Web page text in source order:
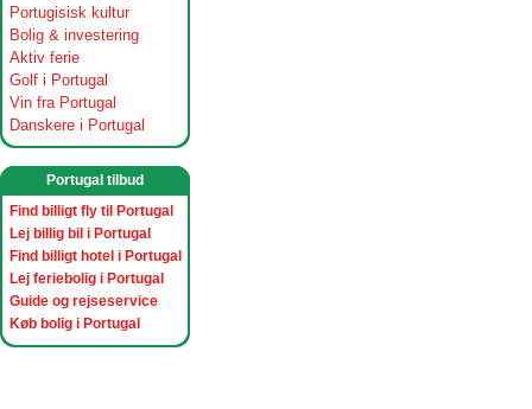
Portugisisk kultur
Bolig & investering
Aktiv ferie
Golf i Portugal
Vin fra Portugal
Danskere i Portugal
Portugal tilbud
Find billigt fly til Portugal
Lej billig bil i Portugal
Find billigt hotel i Portugal
Lej feriebolig i Portugal
Guide og rejseservice
Køb bolig i Portugal